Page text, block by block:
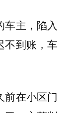
车主，陷入
不到账，车
前在小区门